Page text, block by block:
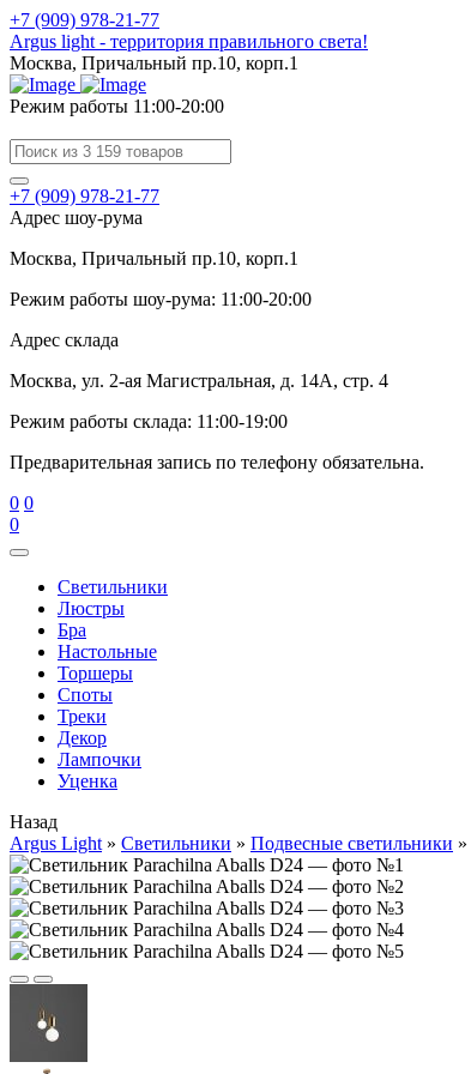
+7 (909) 978-21-77
Argus light - территория правильного света!
Москва, Причальный пр.10, корп.1
Режим работы 11:00-20:00
+7 (909) 978-21-77
Адрес шоу-рума
Москва, Причальный пр.10, корп.1
Режим работы шоу-рума: 11:00-20:00
Адрес склада
Москва, ул. 2-ая Магистральная, д. 14А, стр. 4
Режим работы склада: 11:00-19:00
Предварительная запись по телефону обязательна.
0 0
0
Cветильники
Люстры
Бра
Настольные
Торшеры
Споты
Треки
Декор
Лампочки
Уценка
Назад
Argus Light » Cветильники » Подвесные светильники »